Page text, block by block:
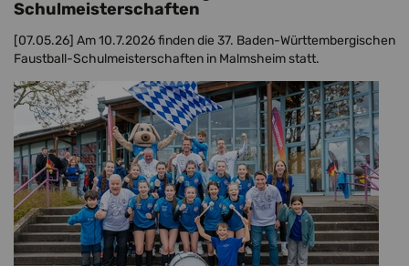
Schulmeisterschaften
[07.05.26] Am 10.7.2026 finden die 37. Baden-Württembergischen
Faustball-Schulmeisterschaften in Malmsheim statt.